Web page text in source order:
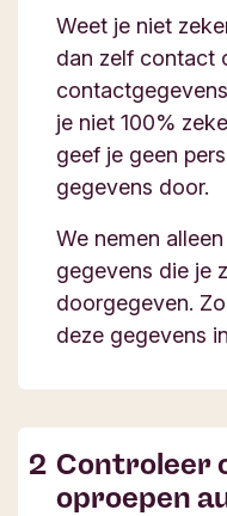
Weet je niet
dan zelf contact
je niet 100%
geef je geen
gegevens door.
We nemen
gegevens die je
doorgegeven.
deze gegevens
Controleer
oproepen